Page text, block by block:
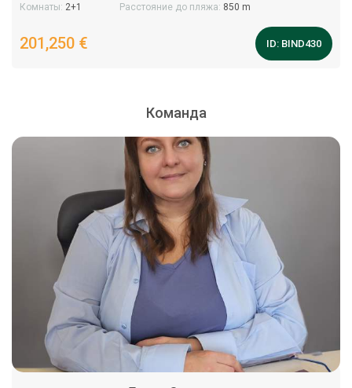
Комнаты: 2+1 Расстояние до пляжа: 850 m
201,250 € ID: BIND430
Команда